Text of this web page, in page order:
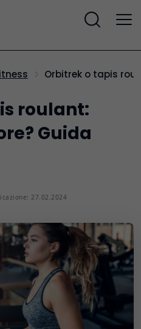
Orbitrek o tapis
roulant:
Guida
27.02.2024